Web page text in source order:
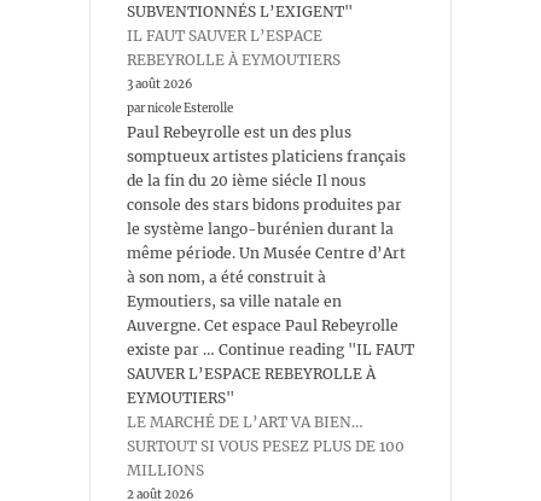
SUBVENTIONNÉS L’EXIGENT"
IL FAUT SAUVER L’ESPACE
REBEYROLLE À EYMOUTIERS
3 août 2026
par nicole Esterolle
Paul Rebeyrolle est un des plus
somptueux artistes platiciens français
de la fin du 20 ième siécle Il nous
console des stars bidons produites par
le système lango-burénien durant la
même période. Un Musée Centre d’Art
à son nom, a été construit à
Eymoutiers, sa ville natale en
Auvergne. Cet espace Paul Rebeyrolle
existe par … Continue reading "IL FAUT
SAUVER L’ESPACE REBEYROLLE À
EYMOUTIERS"
LE MARCHÉ DE L’ART VA BIEN…
SURTOUT SI VOUS PESEZ PLUS DE 100
MILLIONS
2 août 2026